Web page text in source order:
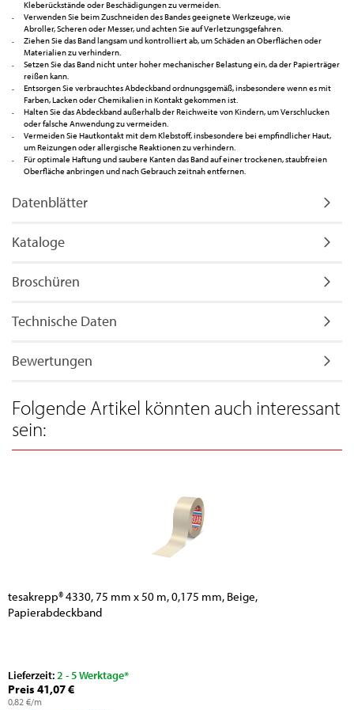
Kleberückstände oder Beschädigungen zu vermeiden.
Verwenden Sie beim Zuschneiden des Bandes geeignete Werkzeuge, wie
Abroller, Scheren oder Messer, und achten Sie auf Verletzungsgefahren.
Ziehen Sie das Band langsam und kontrolliert ab, um Schäden an Oberflächen oder
Materialien zu verhindern.
Setzen Sie das Band nicht unter hoher mechanischer Belastung ein, da der Papierträger
reißen kann.
Entsorgen Sie verbrauchtes Abdeckband ordnungsgemäß, insbesondere wenn es mit
Farben, Lacken oder Chemikalien in Kontakt gekommen ist.
Halten Sie das Abdeckband außerhalb der Reichweite von Kindern, um Verschlucken
oder falsche Anwendung zu vermeiden.
Vermeiden Sie Hautkontakt mit dem Klebstoff, insbesondere bei empfindlicher Haut,
um Reizungen oder allergische Reaktionen zu verhindern.
Für optimale Haftung und saubere Kanten das Band auf einer trockenen, staubfreien
Oberfläche anbringen und nach Gebrauch zeitnah entfernen.
Datenblätter
Kataloge
Broschüren
Technische Daten
Bewertungen
Folgende Artikel könnten auch interessant
sein:
tesakrepp® 4330, 75 mm x 50 m, 0,175 mm, Beige,
Papierabdeckband
Lieferzeit: 2 - 5 Werktage*
Preis 41,07 €
0,82 €/m